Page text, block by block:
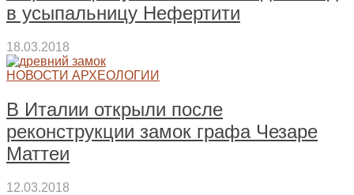
в усыпальницу Нефертити
18.03.2018
НОВОСТИ АРХЕОЛОГИИ
В Италии открыли после
реконструкции замок графа Чезаре
Маттеи
12.03.2018